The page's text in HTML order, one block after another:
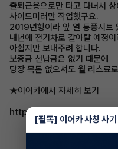
출퇴근용으로만 타고 다녀서
사이드미러만 작업했구요.
2019년형이라 앞 열 통풍시트
내년에 전기차로 갈아탈 예정이
아쉽지만 보내주려 합니다.
보증금 선납금은 없기 때문에
당장 목돈 없으셔도 월 리스료
★이어카에서 자세히 보기
http://go.eacar.co.kr/
[필독] 이어카 사칭 사기